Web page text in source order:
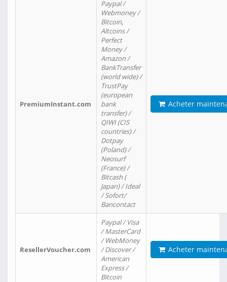
PremiumInstant.com
Paypal /
Webmoney /
Bitcoin,
Altcoins /
Perfect
Money /
Amazon /
BankTransfer
(world wide) /
TrustPay
(european
bank
transfer) /
QIWI (CIS
countries) /
Dotpay
(Poland) /
Neosurf
(France) /
Bitcash (
Japan) / Ideal
/ Sofort/
Bancontact
Acheter
ResellerVoucher.com
Paypal / Visa
/ MasterCard
/ WebMoney
/ Discover /
American
Express /
Bitcoin
Acheter